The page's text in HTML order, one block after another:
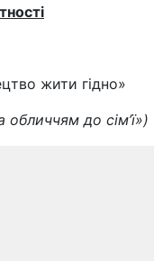
жити гідно»
до сім’ї»)